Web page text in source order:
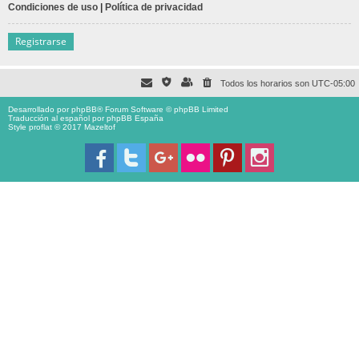
Condiciones de uso | Política de privacidad
Registrarse
Todos los horarios son UTC-05:00
Desarrollado porphpBB® Forum Software © phpBB Limited
Traducción al español porphpBB España
Style proflat © 2017 Mazeltof